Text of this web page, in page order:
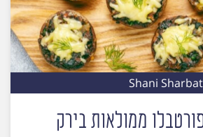
Shani
ממולאות בירק